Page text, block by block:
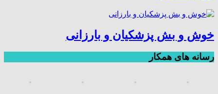
خوش و بش پزشکیان و بارزانی
رسانه های همکار